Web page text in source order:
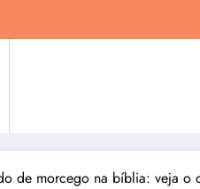
de morcego na bíblia: veja o